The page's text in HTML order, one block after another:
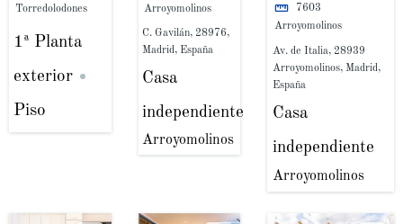
GALEA.
Torredolodones
1ª Planta
exterior
Piso
BATRES
Arroyomolinos
C. Gavilán, 28976,
Madrid, España
Casa
independiente
Arroyomolinos
7603
Arroyomolinos
Av. de Italia, 28939
Arroyomolinos, Madrid,
España
Casa
independiente
Arroyomolinos